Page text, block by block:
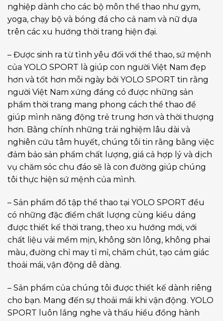
nghiệp dành cho các bộ môn thể thao như gym,
yoga, chạy bộ và bóng đá cho cả nam và nữ dựa
trên các xu hướng thời trang hiện đại.
– Được sinh ra từ tình yêu đối với thể thao, sứ mệnh
của YOLO SPORT là giúp con người Việt Nam đẹp
hơn và tốt hơn mỗi ngày bởi YOLO SPORT tin rằng
người Việt Nam xứng đáng có được những sản
phẩm thời trang mang phong cách thể thao để
giúp mình năng động trẻ trung hơn và thời thượng
hơn. Bằng chính những trải nghiệm lâu dài và
nghiên cứu tâm huyết, chúng tôi tin rằng bằng việc
đảm bảo sản phẩm chất lượng, giá cả hợp lý và dịch
vụ chăm sóc chu đáo sẽ là con đường giúp chúng
tôi thực hiện sứ mệnh của mình.
– Sản phẩm đồ tập thể thao tại YOLO SPORT đều
có những đặc điểm chất lượng cùng kiểu dáng
được thiết kế thời trang, theo xu hướng mới, với
chất liệu vải mềm mịn, không sờn lông, không phai
màu, đường chỉ may tỉ mỉ, chăm chút, tạo cảm giác
thoải mái, vận động dễ dàng.
– Sản phẩm của chúng tôi được thiết kế dành riêng
cho bạn. Mang đến sự thoải mái khi vận động. YOLO
SPORT luôn lắng nghe và thấu hiểu đồng hành